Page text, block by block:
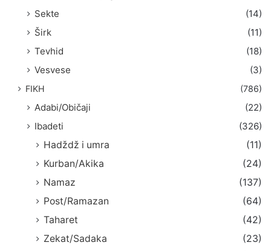
Sekte
(14)
Širk
(11)
Tevhid
(18)
Vesvese
(3)
FIKH (786)
Adabi/Običaji
(22)
Ibadeti
(326)
Hadždž i umra
(11)
Kurban/Akika
(24)
Namaz
(137)
Post/Ramazan
(64)
Taharet
(42)
Zekat/Sadaka
(23)